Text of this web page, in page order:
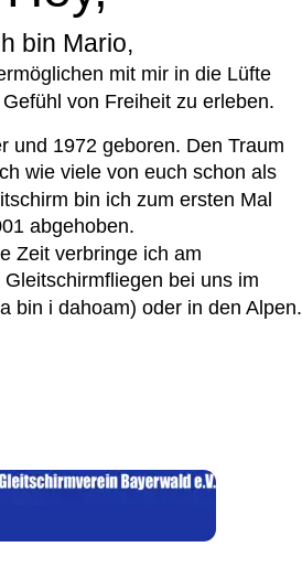
bin Mario,
mit mir in die Lüfte
von Freiheit zu erleben.
und 1972 geboren. Den Traum
wie viele von euch schon als
bin ich zum ersten Mal
abgehoben.
Zeit verbringe ich am
bei uns im
bin i dahoam) oder in den Alpen.